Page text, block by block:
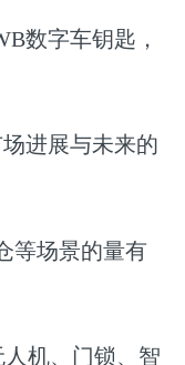
数字车钥匙，
进展与未来的
等场景的量有
机、门锁、智